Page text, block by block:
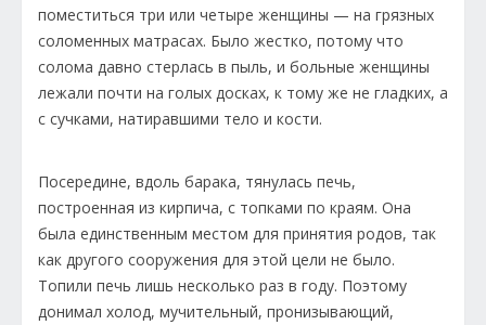
поместиться три или четыре женщины — на грязных
соломенных матрасах. Было жестко, потому что
солома давно стерлась в пыль, и больные женщины
лежали почти на голых досках, к тому же не гладких, а
с сучками, натиравшими тело и кости.
Посередине, вдоль барака, тянулась печь,
построенная из кирпича, с топками по краям. Она
была единственным местом для принятия родов, так
как другого сооружения для этой цели не было.
Топили печь лишь несколько раз в году. Поэтому
донимал холод, мучительный, пронизывающий,